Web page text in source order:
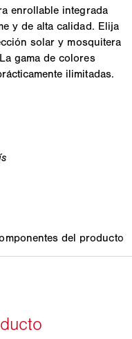
enrollable integrada
y de alta calidad. Elija
solar y mosquitera
gama de colores
ilimitadas.